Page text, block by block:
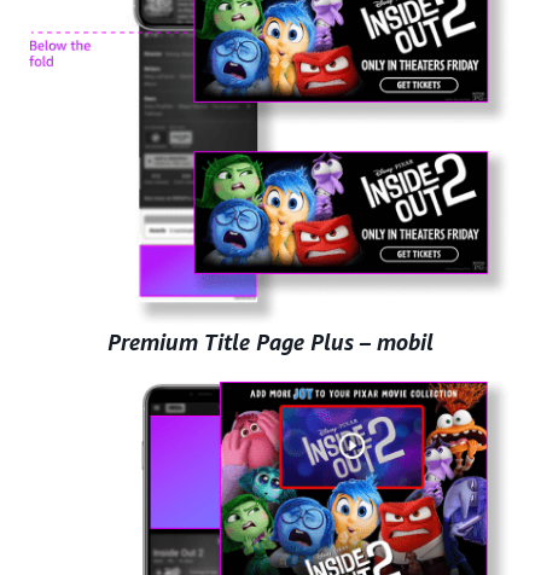
Premium Title Page Plus – mobil